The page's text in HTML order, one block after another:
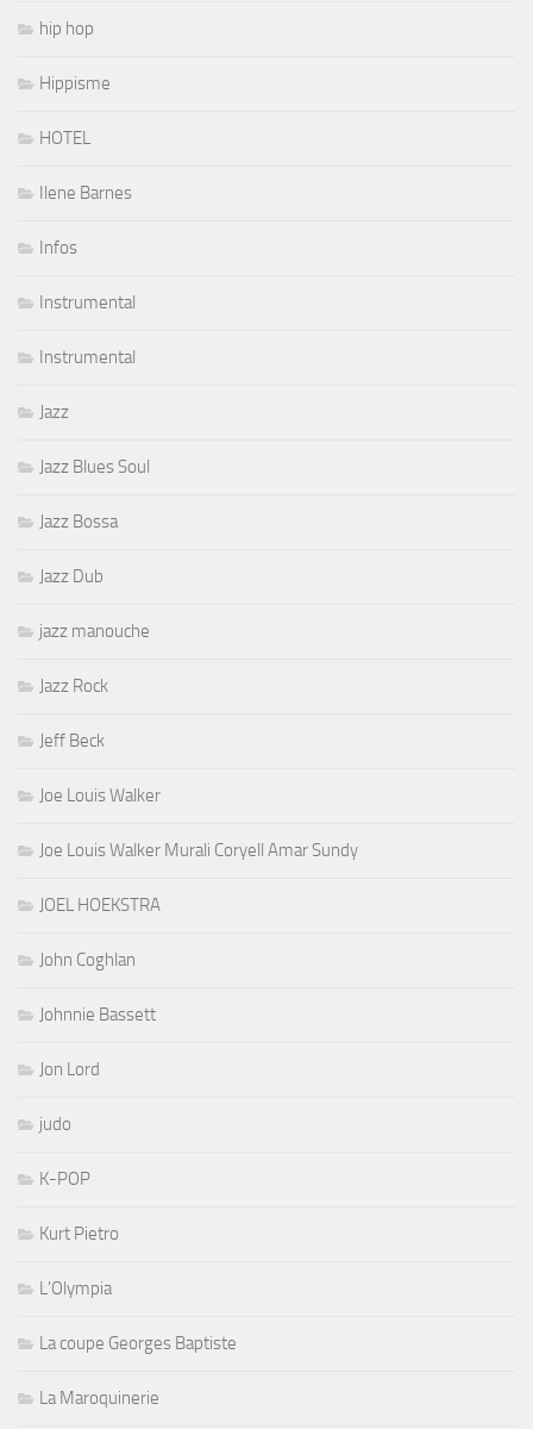
hip hop
Hippisme
HOTEL
Ilene Barnes
Infos
Instrumental
Instrumental
Jazz
Jazz Blues Soul
Jazz Bossa
Jazz Dub
jazz manouche
Jazz Rock
Jeff Beck
Joe Louis Walker
Joe Louis Walker Murali Coryell Amar Sundy
JOEL HOEKSTRA
John Coghlan
Johnnie Bassett
Jon Lord
judo
K-POP
Kurt Pietro
L'Olympia
La coupe Georges Baptiste
La Maroquinerie